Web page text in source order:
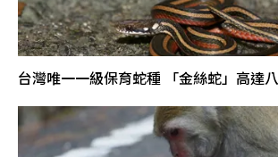
台灣唯一一級保育蛇種 「金絲蛇」高達